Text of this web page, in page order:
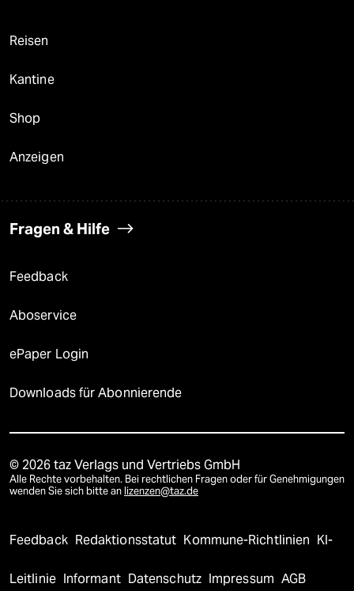
Reisen
Kantine
Shop
Anzeigen
Fragen & Hilfe
Feedback
Aboservice
ePaper Login
Downloads für Abonnierende
© 2026 taz Verlags und Vertriebs GmbH
Alle Rechte vorbehalten. Bei rechtlichen Fragen oder für Genehmigungen
wenden Sie sich bitte an lizenzen@taz.de
Feedback Redaktionsstatut Kommune-Richtlinien KI-
Leitlinie Informant Datenschutz Impressum AGB